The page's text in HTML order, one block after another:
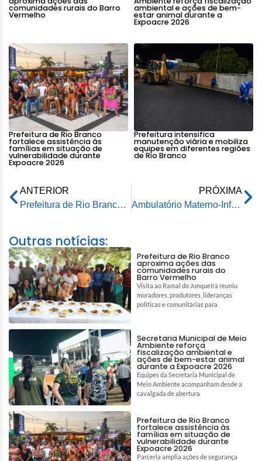
comunidades rurais do Barro
Vermelho
ambiental e ações de bem-
estar animal durante a
Expoacre 2026
Prefeitura de Rio Branco
fortalece assistência às
famílias em situação de
vulnerabilidade durante
Expoacre 2026
Prefeitura intensifica
manutenção viária e mobiliza
equipes em diferentes regiões
de Rio Branco
ANTERIOR
Prefeitura de Rio Branco amplia vagas em creches e abre inscrições para o ano letivo de 2026
PRÓXIMA
Ambulatório Materno-Infantil de Rio Branco ultrapassa 3,1 mil atendimentos e reforça cuidado a gestantes de alto risco
Outras notícias:
Prefeitura de Rio Branco
aproxima ações das
comunidades rurais do
Barro Vermelho
Visita ao Ramal do Junqueira reuniu
moradores, produtores, lideranças
políticas e comunitárias para
Secretaria Municipal de Meio
Ambiente reforça
fiscalização ambiental e
ações de bem-estar animal
durante a Expoacre 2026
Equipes da Secretaria Municipal de
Meio Ambiente acompanham desde a
cavalgada de abertura
Prefeitura de Rio Branco
fortalece assistência às
famílias em situação de
vulnerabilidade durante
Expoacre 2026
Parceria amplia ações de segurança